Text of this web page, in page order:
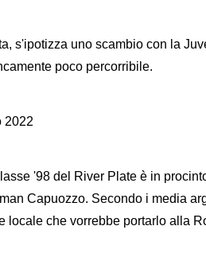
s'ipotizza uno scambio con la
poco percorribile.
2022
'98 del River Plate è in
Capuozzo. Secondo i media
locale che vorrebbe portarlo alla